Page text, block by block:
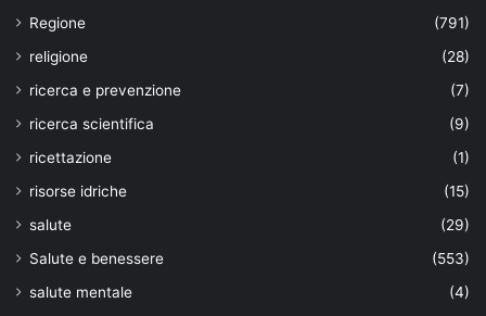
Regione
(791)
religione
(28)
ricerca e prevenzione
(7)
ricerca scientifica
(9)
ricettazione
(1)
risorse idriche
(15)
salute
(29)
Salute e benessere
(553)
salute mentale
(4)